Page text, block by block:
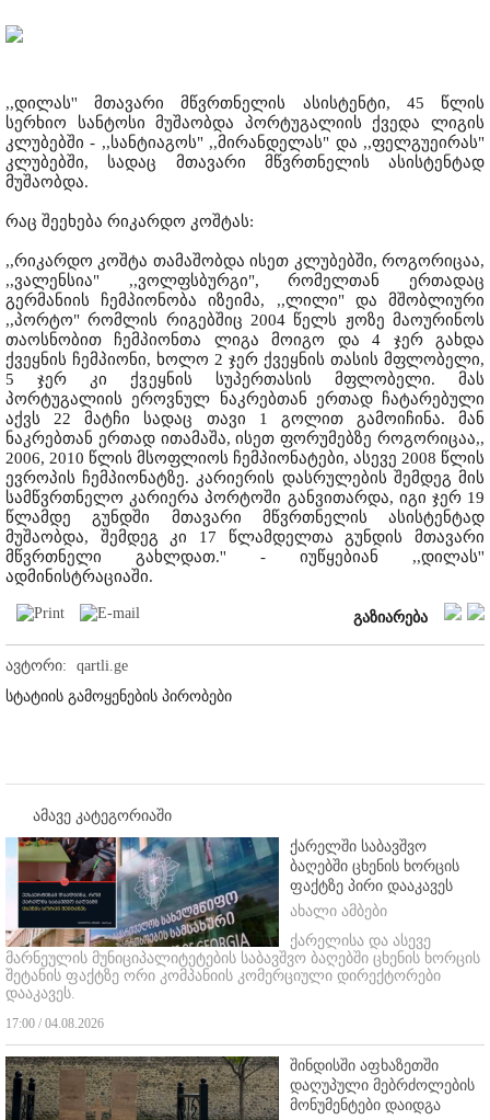
,,დილას'' მთავარი მწვრთნელის ასისტენტი, 45 წლის
სერხიო სანტოსი მუშაობდა პორტუგალიის ქვედა ლიგის
კლუბებში - ,,სანტიაგოს" ,,მირანდელას" და ,,ფელგუეირას"
კლუბებში, სადაც მთავარი მწვრთნელის ასისტენტად
მუშაობდა.
რაც შეეხება რიკარდო კოშტას:
,,რიკარდო კოშტა თამაშობდა ისეთ კლუბებში, როგორიცაა,
,,ვალენსია" ,,ვოლფსბურგი", რომელთან ერთადაც
გერმანიის ჩემპიონობა იზეიმა, ,,ლილი" და მშობლიური
,,პორტო" რომლის რიგებშიც 2004 წელს ჟოზე მაოურინოს
თაოსნობით ჩემპიონთა ლიგა მოიგო და 4 ჯერ გახდა
ქვეყნის ჩემპიონი, ხოლო 2 ჯერ ქვეყნის თასის მფლობელი,
5 ჯერ კი ქვეყნის სუპერთასის მფლობელი. მას
პორტუგალიის ეროვნულ ნაკრებთან ერთად ჩატარებული
აქვს 22 მატჩი სადაც თავი 1 გოლით გამოიჩინა. მან
ნაკრებთან ერთად ითამაშა, ისეთ ფორუმებზე როგორიცაა,,
2006, 2010 წლის მსოფლიოს ჩემპიონატები, ასევე 2008 წლის
ევროპის ჩემპიონატზე. კარიერის დასრულების შემდეგ მის
სამწვრთნელო კარიერა პორტოში განვითარდა, იგი ჯერ 19
წლამდე გუნდში მთავარი მწვრთნელის ასისტენტად
მუშაობდა, შემდეგ კი 17 წლამდელთა გუნდის მთავარი
მწვრთნელი გახლდათ.'' - იუწყებიან ,,დილას''
ადმინისტრაციაში.
გაზიარება
ავტორი:
qartli.ge
სტატიის გამოყენების პირობები
ამავე კატეგორიაში
ქარელში საბავშვო
ბაღებში ცხენის ხორცის
ფაქტზე პირი დააკავეს
ახალი ამბები
ქარელისა და ასევე
მარნეულის მუნიციპალიტეტების საბავშვო ბაღებში ცხენის ხორცის
შეტანის ფაქტზე ორი კომპანიის კომერციული დირექტორები
დააკავეს.
17:00 / 04.08.2026
შინდისში აფხაზეთში
დაღუპული მებრძოლების
მონუმენტები დაიდგა